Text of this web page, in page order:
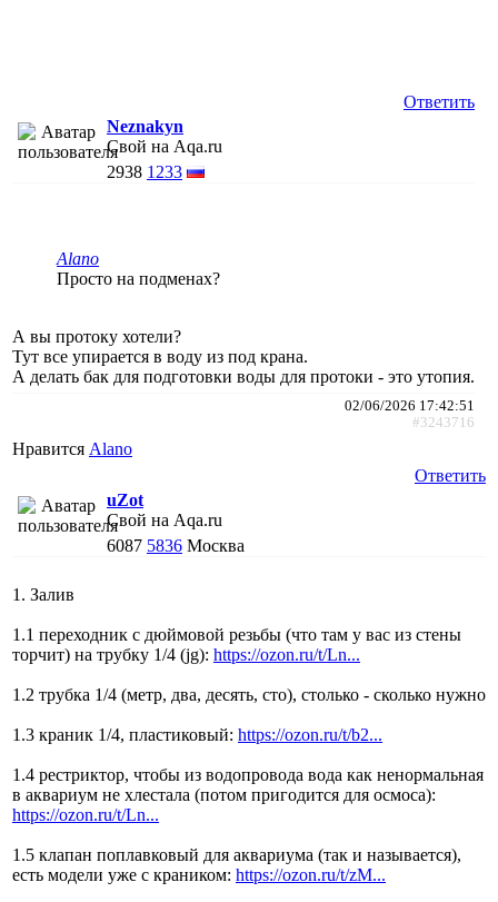
Ответить
Neznakyn
Свой на Aqa.ru
2938 1233
Alano
Просто на подменах?
А вы протоку хотели?
Тут все упирается в воду из под крана.
А делать бак для подготовки воды для протоки - это утопия.
02/06/2026 17:42:51
#3243716
Нравится Alano
Ответить
uZot
Свой на Aqa.ru
6087 5836 Москва
1. Залив
1.1 переходник с дюймовой резьбы (что там у вас из стены
торчит) на трубку 1/4 (jg): https://ozon.ru/t/Ln...
1.2 трубка 1/4 (метр, два, десять, сто), столько - сколько нужно
1.3 краник 1/4, пластиковый: https://ozon.ru/t/b2...
1.4 рестриктор, чтобы из водопровода вода как ненормальная
в аквариум не хлестала (потом пригодится для осмоса):
https://ozon.ru/t/Ln...
1.5 клапан поплавковый для аквариума (так и называется),
есть модели уже с краником: https://ozon.ru/t/zM...